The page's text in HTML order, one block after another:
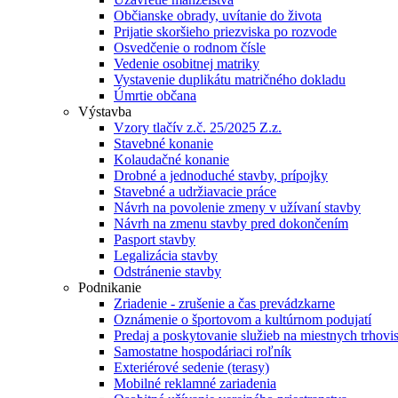
Občianske obrady, uvítanie do života
Prijatie skoršieho priezviska po rozvode
Osvedčenie o rodnom čísle
Vedenie osobitnej matriky
Vystavenie duplikátu matričného dokladu
Úmrtie občana
Výstavba
Vzory tlačív z.č. 25/2025 Z.z.
Stavebné konanie
Kolaudačné konanie
Drobné a jednoduché stavby, prípojky
Stavebné a udržiavacie práce
Návrh na povolenie zmeny v užívaní stavby
Návrh na zmenu stavby pred dokončením
Pasport stavby
Legalizácia stavby
Odstránenie stavby
Podnikanie
Zriadenie - zrušenie a čas prevádzkarne
Oznámenie o športovom a kultúrnom podujatí
Predaj a poskytovanie služieb na miestnych
Samostatne hospodáriaci roľník
Exteriérové sedenie (terasy)
Mobilné reklamné zariadenia